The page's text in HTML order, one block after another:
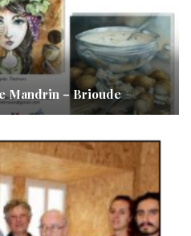
Mandrin – Brioude